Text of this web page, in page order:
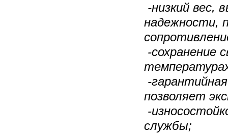
-низкий вес,
надежности,
-сохранение
-
позволяет
-
службы;